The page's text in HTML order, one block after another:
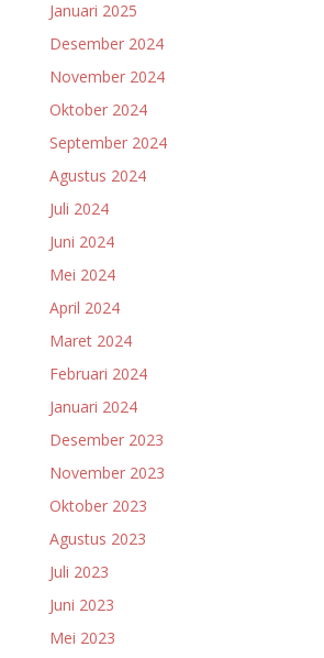
Januari 2025
Desember 2024
November 2024
Oktober 2024
September 2024
Agustus 2024
Juli 2024
Juni 2024
Mei 2024
April 2024
Maret 2024
Februari 2024
Januari 2024
Desember 2023
November 2023
Oktober 2023
Agustus 2023
Juli 2023
Juni 2023
Mei 2023